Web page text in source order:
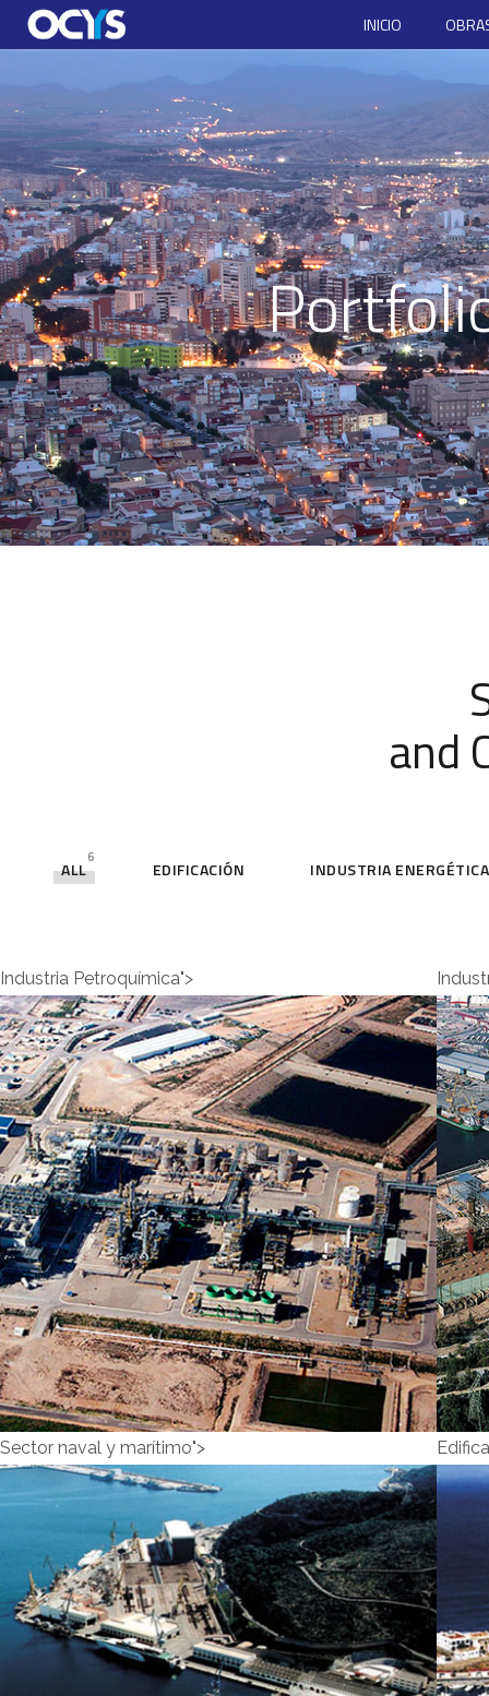
INICIO
and
ALL
6
EDIFICACIÓN INDUSTRIA ENERGÉTICA
Industria Petroquímica">
Industria
Petroquímica">Industria
Petroquímica
INDUSTRIA PETROQUÍMICA
Sector naval y marítimo">